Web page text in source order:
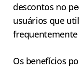
descontos no
usuários que
Os benefícios